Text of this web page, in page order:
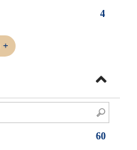
4
60